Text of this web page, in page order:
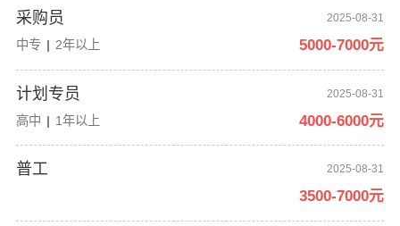
采购员 2025-08-31
中专 | 2年以上 5000-7000元
计划专员 2025-08-31
高中 | 1年以上 4000-6000元
普工 2025-08-31
3500-7000元